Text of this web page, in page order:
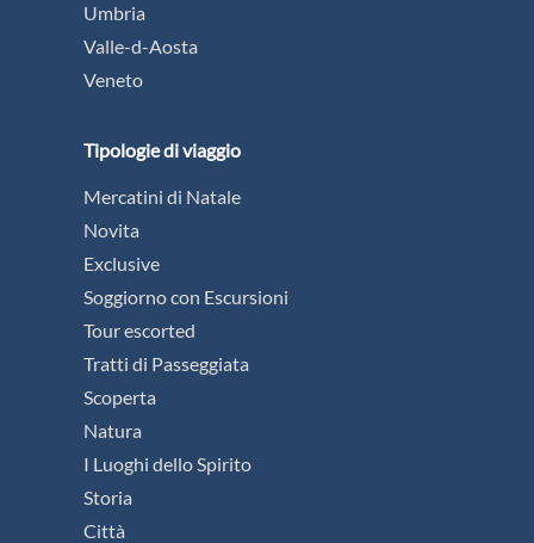
Umbria
Valle-d-Aosta
Veneto
Tipologie di viaggio
Mercatini di Natale
Novita
Exclusive
Soggiorno con Escursioni
Tour escorted
Tratti di Passeggiata
Scoperta
Natura
I Luoghi dello Spirito
Storia
Città